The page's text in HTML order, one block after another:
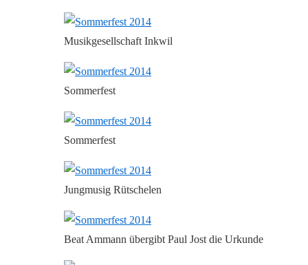
Musikgesellschaft Inkwil
Sommerfest
Sommerfest
Jungmusig Rütschelen
Beat Ammann übergibt Paul Jost die Urkunde